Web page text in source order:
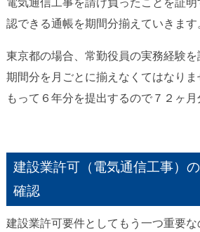
電気通信工事を請け負ったことを証
認できる通帳を期間分揃えていきます
東京都の場合、常勤役員の実務経験を
期間分を月ごとに揃えなくてはなり
もって６年分を提出するので７２ヶ月
建設業許可（電気通信工事）
確認
建設業許可要件としてもう一つ重要